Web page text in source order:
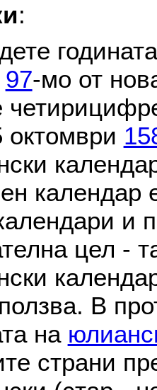
:
97-мо от
календар
и
цел -
В
на
страни